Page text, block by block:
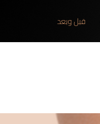
قبل وبعد